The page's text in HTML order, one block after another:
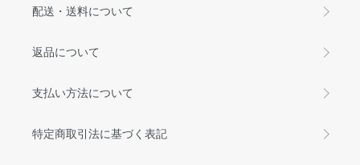
配送・送料について
返品について
支払い方法について
特定商取引法に基づく表記